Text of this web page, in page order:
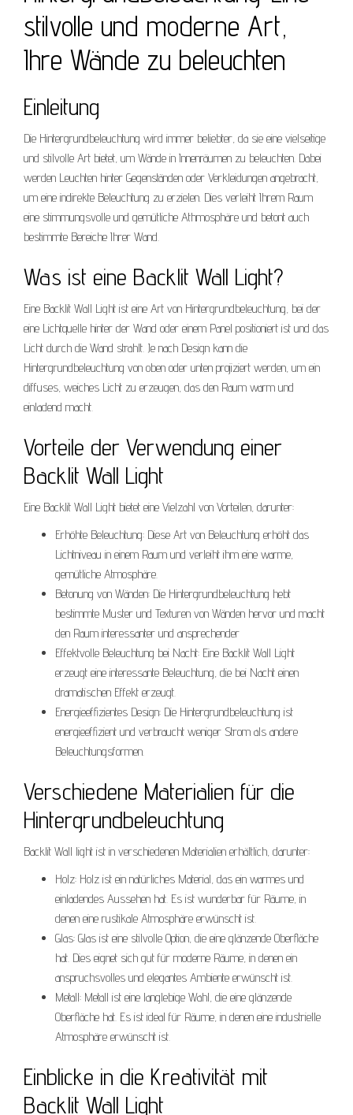
stilvolle und moderne Art,
Ihre Wände zu beleuchten
Einleitung
Die Hintergrundbeleuchtung wird immer beliebter, da sie eine vielseitige
und stilvolle Art bietet, um Wände in Innenräumen zu beleuchten. Dabei
werden Leuchten hinter Gegenständen oder Verkleidungen angebracht,
um eine indirekte Beleuchtung zu erzielen. Dies verleiht Ihrem Raum
eine stimmungsvolle und gemütliche Athmosphäre und betont auch
bestimmte Bereiche Ihrer Wand.
Was ist eine Backlit Wall Light?
Eine Backlit Wall Light ist eine Art von Hintergrundbeleuchtung, bei der
eine Lichtquelle hinter der Wand oder einem Panel positioniert ist und das
Licht durch die Wand strahlt. Je nach Design kann die
Hintergrundbeleuchtung von oben oder unten projiziert werden, um ein
diffuses, weiches Licht zu erzeugen, das den Raum warm und
einladend macht.
Vorteile der Verwendung einer
Backlit Wall Light
Eine Backlit Wall Light bietet eine Vielzahl von Vorteilen, darunter:
Erhöhte Beleuchtung: Diese Art von Beleuchtung erhöht das
Lichtniveau in einem Raum und verleiht ihm eine warme,
gemütliche Atmosphäre.
Betonung von Wänden: Die Hintergrundbeleuchtung hebt
bestimmte Muster und Texturen von Wänden hervor und macht
den Raum interessanter und ansprechender
Effektvolle Beleuchtung bei Nacht: Eine Backlit Wall Light
erzeugt eine interessante Beleuchtung, die bei Nacht einen
dramatischen Effekt erzeugt.
Energieeffizientes Design: Die Hintergrundbeleuchtung ist
energieeffizient und verbraucht weniger Strom als andere
Beleuchtungsformen.
Verschiedene Materialien für die
Hintergrundbeleuchtung
Backlit Wall light ist in verschiedenen Materialien erhältlich, darunter:
Holz: Holz ist ein natürliches Material, das ein warmes und
einladendes Aussehen hat. Es ist wunderbar für Räume, in
denen eine rustikale Atmosphäre erwünscht ist.
Glas: Glas ist eine stilvolle Option, die eine glänzende Oberfläche
hat. Dies eignet sich gut für moderne Räume, in denen ein
anspruchsvolles und elegantes Ambiente erwünscht ist.
Metall: Metall ist eine langlebige Wahl, die eine glänzende
Oberfläche hat. Es ist ideal für Räume, in denen eine industrielle
Atmosphäre erwünscht ist.
Einblicke in die Kreativität mit
Backlit Wall Light